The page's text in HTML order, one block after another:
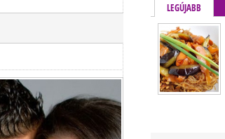
LEGÚJABB